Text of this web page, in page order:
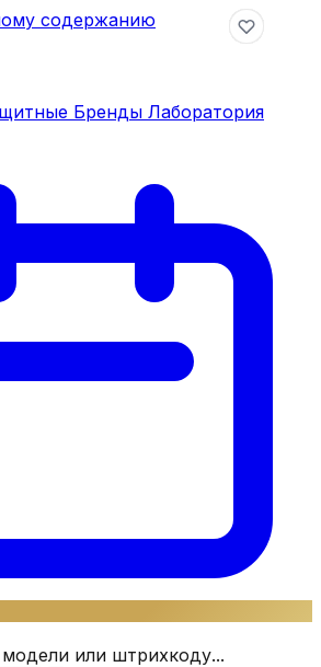
содержанию
Бренды Лаборатория
или штрихкоду...